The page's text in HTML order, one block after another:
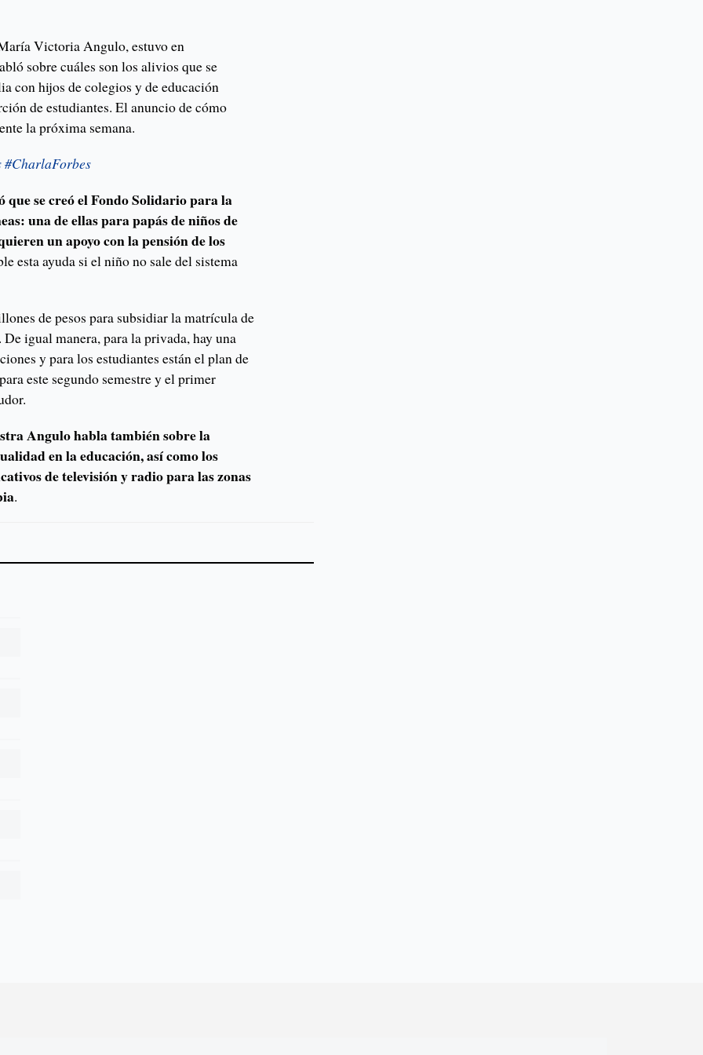
Victoria Angulo, estuvo en
sobre cuáles son los alivios que se
con hijos de colegios y de educación
de estudiantes. El anuncio de cómo
la próxima semana.
#CharlaForbes
se creó el Fondo Solidario para la
una de ellas para papás de niños de
un apoyo con la pensión de los
esta ayuda si el niño no sale del sistema
de pesos para subsidiar la matrícula de
igual manera, para la privada, hay una
y para los estudiantes están el plan de
este segundo semestre y el primer
Angulo habla también sobre la
en la educación, así como los
de televisión y radio para las zonas
.